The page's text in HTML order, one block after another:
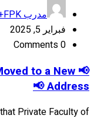
مدرب FPK+
فبراير 5, 2025
0 Comments
to a New
Address 📢
Private Faculty of...